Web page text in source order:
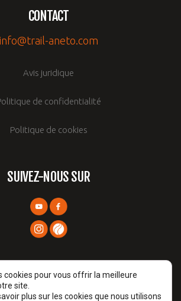
CONTACT
info@trail-aneto.com
Avis juridique
de confidentialité
Politique de cookies
SUIVEZ-NOUS SUR
cookies pour vous offrir la meilleure
site.
plus sur les cookies que nous utilisons